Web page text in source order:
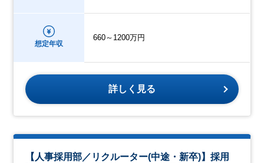
想定年収
660～1200万円
詳しく見る
【人事採用部／リクルーター(中途・新卒)】採用